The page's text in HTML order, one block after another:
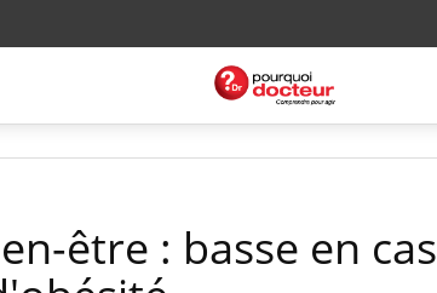
être : basse en cas